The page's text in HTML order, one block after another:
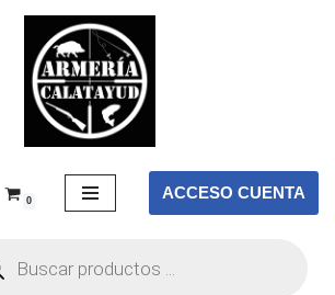
0 ACCESO CUENTA